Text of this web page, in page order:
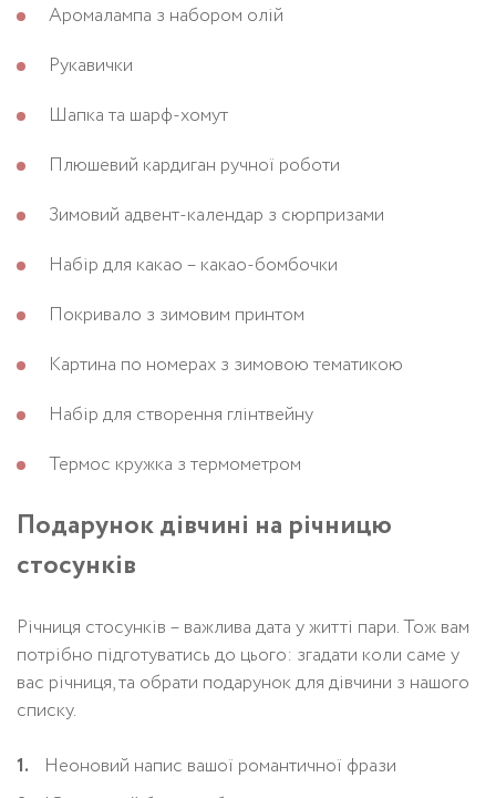
Аромалампа з набором олій
Рукавички
Шапка та шарф-хомут
Плюшевий кардиган ручної роботи
Зимовий адвент-календар з сюрпризами
Набір для какао – какао-бомбочки
Покривало з зимовим принтом
Картина по номерах з зимовою тематикою
Набір для створення глінтвейну
Термос кружка з термометром
Подарунок дівчині на річницю
стосунків
Річниця стосунків – важлива дата у житті пари. Тож вам
потрібно підготуватись до цього: згадати коли саме у
вас річниця, та обрати подарунок для дівчини з нашого
списку.
Неоновий напис вашої романтичної фрази